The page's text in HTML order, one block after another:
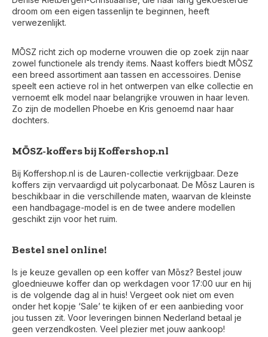
droom om een eigen tassenlijn te beginnen, heeft
verwezenlijkt.
MŌSZ richt zich op moderne vrouwen die op zoek zijn naar
zowel functionele als trendy items. Naast koffers biedt MŌSZ
een breed assortiment aan tassen en accessoires. Denise
speelt een actieve rol in het ontwerpen van elke collectie en
vernoemt elk model naar belangrijke vrouwen in haar leven.
Zo zijn de modellen Phoebe en Kris genoemd naar haar
dochters.
MŌSZ-koffers bij Koffershop.nl
Bij Koffershop.nl is de Lauren-collectie verkrijgbaar. Deze
koffers zijn vervaardigd uit polycarbonaat. De Mōsz Lauren is
beschikbaar in die verschillende maten, waarvan de kleinste
een handbagage-model is en de twee andere modellen
geschikt zijn voor het ruim.
Bestel snel online!
Is je keuze gevallen op een koffer van Mōsz? Bestel jouw
gloednieuwe koffer dan op werkdagen voor 17:00 uur en hij
is de volgende dag al in huis! Vergeet ook niet om even
onder het kopje ‘Sale’ te kijken of er een aanbieding voor
jou tussen zit. Voor leveringen binnen Nederland betaal je
geen verzendkosten. Veel plezier met jouw aankoop!